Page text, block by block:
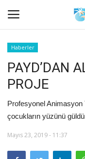
Anasayfa
Bize Ulaşın
Künye
Halil ÖNCÜ kimdir?
Haberler
PAYD’DAN
PROJE
Profesyonel Animasyon
çocukların yüzünü
Mayıs 23, 2019 - 11:37